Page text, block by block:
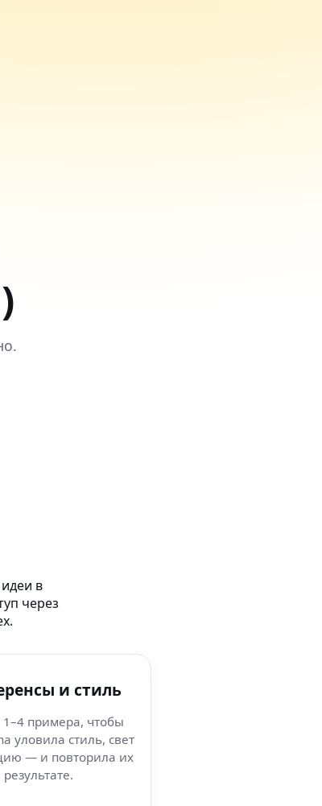
в
через
и стиль
1–4 примера, чтобы
уловила стиль, свет
— и повторила их
результате.